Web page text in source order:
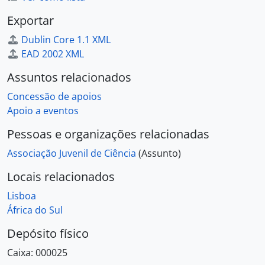
[Pasta/Processo] Divulgação da atividade científica do Museu e edição do catálogo da exposição de minerais, 2002
[Pasta/Processo] 20.ª Olimpíadas Portuguesas de Matemática - SPM, 2002
[Pasta/Processo] International Space Camp, 2002
[Pasta/Processo] Sessão comemorativa especial do aniversário do voo do Yuri Gagarine, 2002
[Pasta/Processo] Ciclo de colóquios "Despertar para a ciência" 2003 - FCT, 2002 - 2005
[Pasta/Processo] Participação no encontro "Society for Integrative and Comparative Biology", 2002
[Pasta/Processo] Colóquio "Modos de Falar", Museu Física - FCT da Universidade de Coimbra, 2002 - 2003
[Pasta/Processo] Feira de HannoverMess - Escola Secundária de Gago Coutinho, 2002 - 2009
[Pasta/Processo] IX Encontro e Jovens Investigadores - Escola Secundária/3 de Campos Melo, 2002 - 2009
[Pasta/Processo] Physics Teachers @Cern 2003, 2003
[Pasta/Processo] Encontro da Viriato 2003 - Escola Secundária de Viriato, 2003
[Pasta/Processo] 3.º Simpósio Ensino das Ciências e da Matemática - Faculdade de Ciências da Universidade de Lisboa, 2003
[Pasta/Processo] Ciclo de colóquios sobre preservação do cancro - IPATIMUP, 2003 - 2009
Exportar
Dublin Core 1.1 XML
EAD 2002 XML
Assuntos relacionados
Concessão de apoios
Apoio a eventos
Pessoas e organizações relacionadas
Associação Juvenil de Ciência (Assunto)
Locais relacionados
Lisboa
África do Sul
Depósito físico
Caixa: 000025